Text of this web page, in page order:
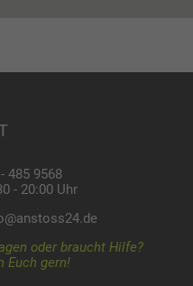
485 9568
- 20:00 Uhr
oder braucht Hilfe?
Euch gern!